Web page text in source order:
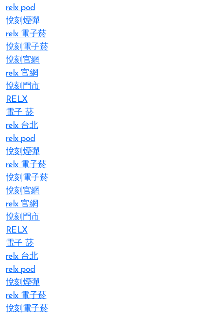
relx pod
悅刻煙彈
relx 電子菸
悅刻電子菸
悅刻官網
relx 官網
悅刻門市
RELX
電子 菸
relx 台北
relx pod
悅刻煙彈
relx 電子菸
悅刻電子菸
悅刻官網
relx 官網
悅刻門市
RELX
電子 菸
relx 台北
relx pod
悅刻煙彈
relx 電子菸
悅刻電子菸